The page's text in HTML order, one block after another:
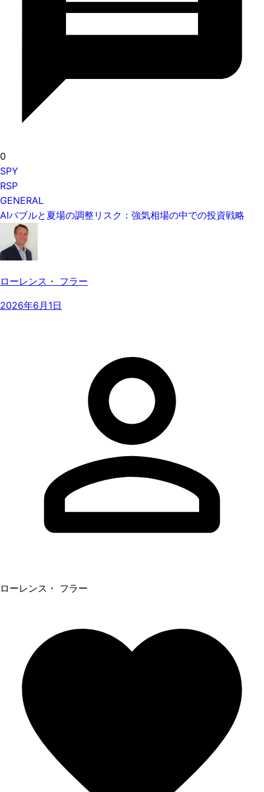
0
SPY
RSP
GENERAL
AIバブルと夏場の調整リスク：強気相場の中での投資戦略
ローレンス・ フラー
2026年6月1日
ローレンス・ フラー